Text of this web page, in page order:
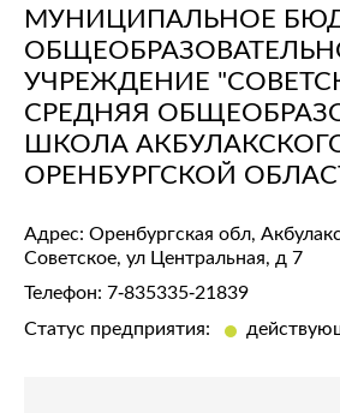
МУНИЦИПАЛЬНОЕ
УЧРЕЖДЕНИЕ
СРЕДНЯЯ
ШКОЛА
ОРЕНБУРГСКОЙ
Адрес: Оренбургская обл,
Советское, ул Центральная, д 7
Телефон: 7-835335-21839
Статус предприятия: